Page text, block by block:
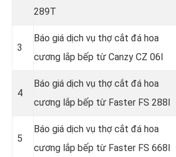
289T
3
Báo giá dịch vụ thợ cắt đá hoa
cương lắp bếp từ Canzy CZ 06I
4
Báo giá dịch vụ thợ cắt đá hoa
cương lắp bếp từ Faster FS 288I
5
Báo giá dịch vụ thợ cắt đá hoa
cương lắp bếp từ Faster FS 668I